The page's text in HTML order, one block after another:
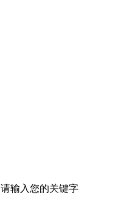
请输入您的关键字